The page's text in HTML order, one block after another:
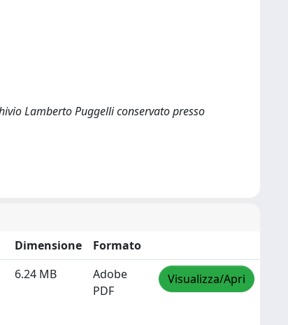
Lamberto Puggelli conservato presso
Dimensione
Formato
6.24 MB
Adobe
PDF
Visualizza/Apri